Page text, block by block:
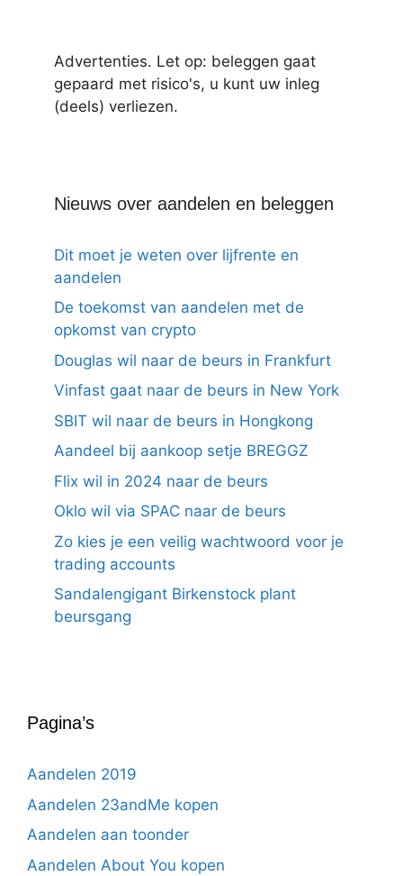
Advertenties. Let op: beleggen gaat
gepaard met risico's, u kunt uw inleg
(deels) verliezen.
Nieuws over aandelen en beleggen
Dit moet je weten over lijfrente en
aandelen
De toekomst van aandelen met de
opkomst van crypto
Douglas wil naar de beurs in Frankfurt
Vinfast gaat naar de beurs in New York
SBIT wil naar de beurs in Hongkong
Aandeel bij aankoop setje BREGGZ
Flix wil in 2024 naar de beurs
Oklo wil via SPAC naar de beurs
Zo kies je een veilig wachtwoord voor je
trading accounts
Sandalengigant Birkenstock plant
beursgang
Pagina’s
Aandelen 2019
Aandelen 23andMe kopen
Aandelen aan toonder
Aandelen About You kopen